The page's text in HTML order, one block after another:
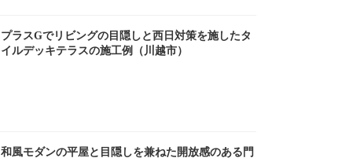
プラスGでリビングの目隠しと西日対策を施したタ
イルデッキテラスの施工例（川越市）
和風モダンの平屋と目隠しを兼ねた開放感のある門